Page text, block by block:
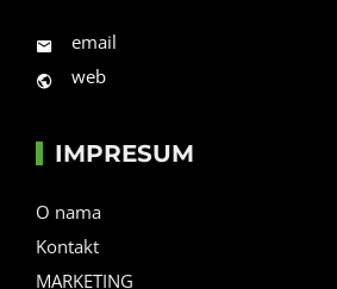
email
web
IMPRESUM
O nama
Kontakt
MARKETING